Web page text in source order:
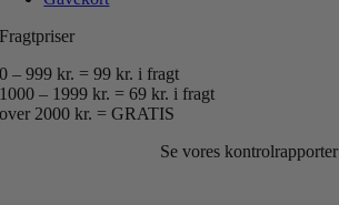
Fragtpriser
0 – 999 kr. = 99 kr. i fragt
1000 – 1999 kr. = 69 kr. i fragt
over 2000 kr. = GRATIS
Se vores kontrolrapporter